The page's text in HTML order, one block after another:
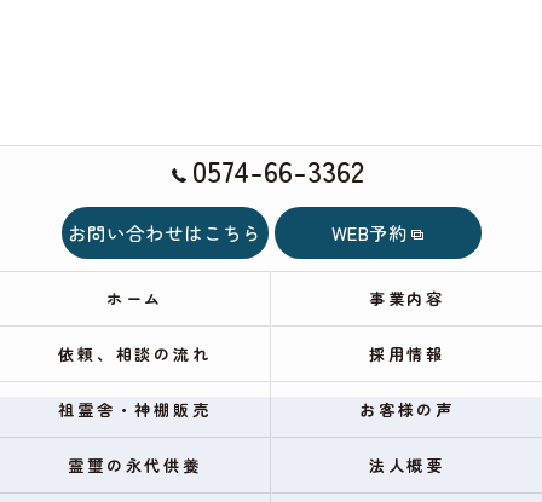
0574-66-3362
お問い合わせはこちら WEB予約
ホーム 事業内容
依頼、相談の流れ 採用情報
祖霊舎・神棚販売 お客様の声
霊璽の永代供養 法人概要